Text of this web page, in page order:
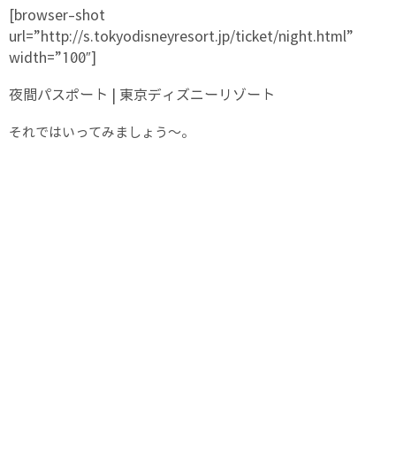
[browser-shot
url=”http://s.tokyodisneyresort.jp/ticket/night.html”
width=”100″]
夜間パスポート | 東京ディズニーリゾート
それではいってみましょう〜。